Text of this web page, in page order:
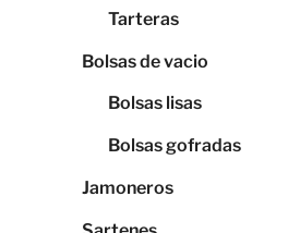
Tarteras
Bolsas de vacio
Bolsas lisas
Bolsas gofradas
Jamoneros